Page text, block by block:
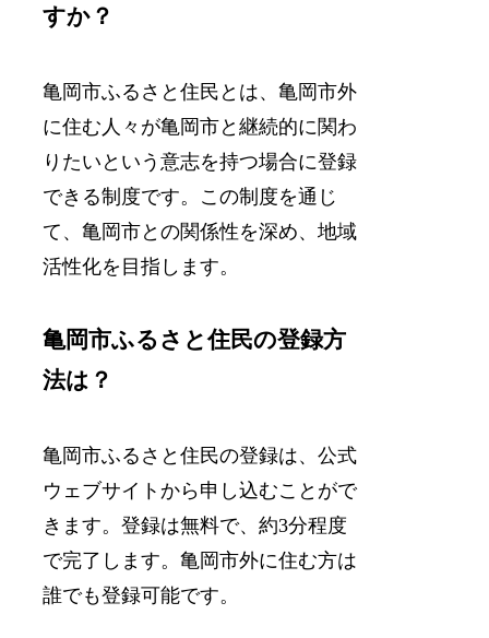
すか？
亀岡市ふるさと住民とは、亀岡市外
に住む人々が亀岡市と継続的に関わ
りたいという意志を持つ場合に登録
できる制度です。この制度を通じ
て、亀岡市との関係性を深め、地域
活性化を目指します。
亀岡市ふるさと住民の登録方
法は？
亀岡市ふるさと住民の登録は、公式
ウェブサイトから申し込むことがで
きます。登録は無料で、約3分程度
で完了します。亀岡市外に住む方は
誰でも登録可能です。